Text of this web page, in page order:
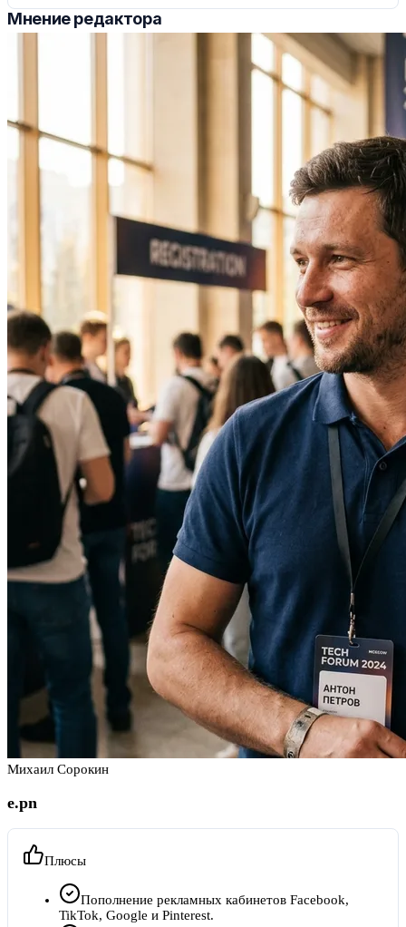
Мнение редактора
Михаил Сорокин
e.pn
Плюсы
Пополнение рекламных кабинетов Facebook,
TikTok, Google и Pinterest.